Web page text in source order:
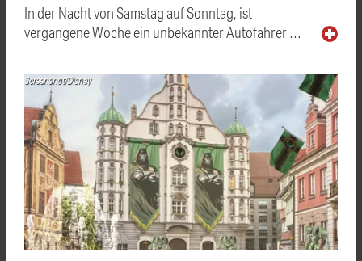
In der Nacht von Samstag auf Sonntag, ist
vergangene Woche ein unbekannter Autofahrer …
Screenshot/Disney